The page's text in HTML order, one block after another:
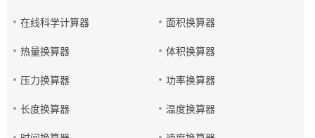
在线科学计算器 面积换算器
热量换算器 体积换算器
压力换算器 功率换算器
长度换算器 温度换算器